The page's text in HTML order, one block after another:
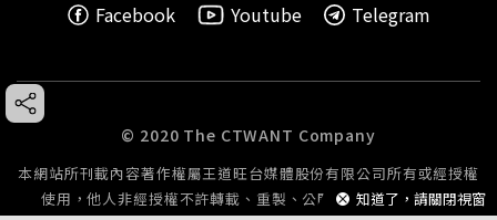
知道了，請關閉視窗
Facebook
Youtube Telegram
© 2020 The CTWANT Company
本網站所刊載內容著作權屬王道旺台媒體股份有限公司所有或經授權
使用，他人非經授權不許轉載、重製、公開播送或公開傳輸。